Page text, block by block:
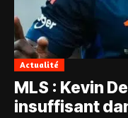
Actualité
MLS : Kevin
insuffisant